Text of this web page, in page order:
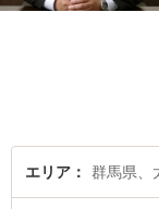
エリア 群馬県、